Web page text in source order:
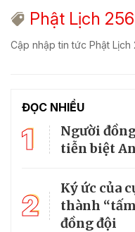
Phật Lịch
Cập nhập tin tức Phật Lịch
ĐỌC NHIỀU
1
Người
tiễn biệt
2
Ký ức của
thành
đồng đội